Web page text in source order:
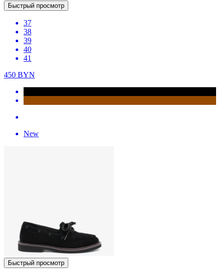
Быстрый просмотр
37
38
39
40
41
450 BYN
New
Быстрый просмотр